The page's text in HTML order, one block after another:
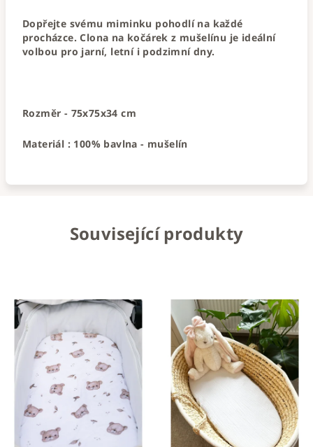
Dopřejte svému miminku pohodlí na každé
procházce. Clona na kočárek z mušelínu je ideální
volbou pro jarní, letní i podzimní dny.
Rozměr - 75x75x34 cm
Materiál : 100% bavlna - mušelín
Související produkty